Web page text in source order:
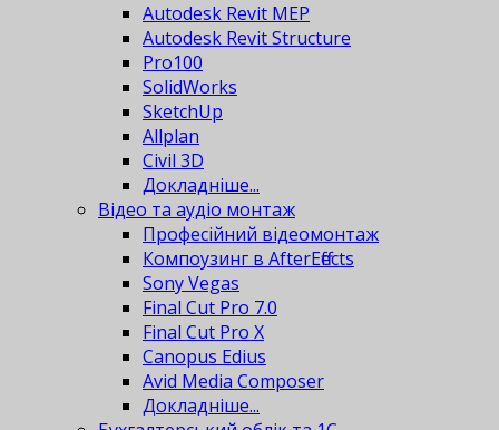
Autodesk Revit MEP
Autodesk Revit Structure
Pro100
SolidWorks
SketchUp
Allplan
Civil 3D
Докладніше...
Відео та аудіо монтаж
Професійний відеомонтаж
Компоузинг в AfterEffects
Sony Vegas
Final Cut Pro 7.0
Final Cut Pro X
Canopus Edius
Avid Media Composer
Докладніше...